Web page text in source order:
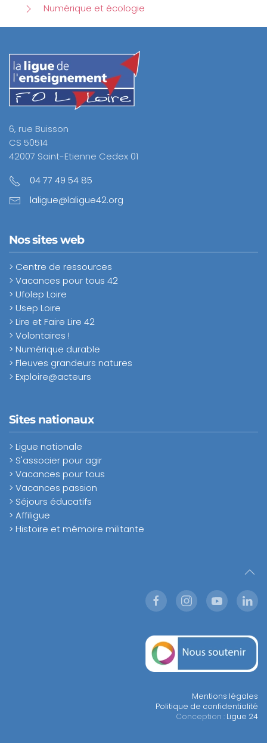
Numérique et écologie
6, rue Buisson
CS 50514
42007 Saint-Etienne Cedex 01
04 77 49 54 85
laligue@laligue42.org
Nos sites web
> Centre de ressources
> Vacances pour tous 42
> Ufolep Loire
> Usep Loire
> Lire et Faire Lire 42
> Volontaires !
> Numérique durable
> Fleuves grandeurs natures
> Exploire@acteurs
Sites nationaux
> Ligue nationale
> S'associer pour agir
> Vacances pour tous
> Vacances passion
> Séjours éducatifs
> Affiligue
> Histoire et mémoire militante
Mentions légales
Politique de confidentialité
Conception : Ligue 24